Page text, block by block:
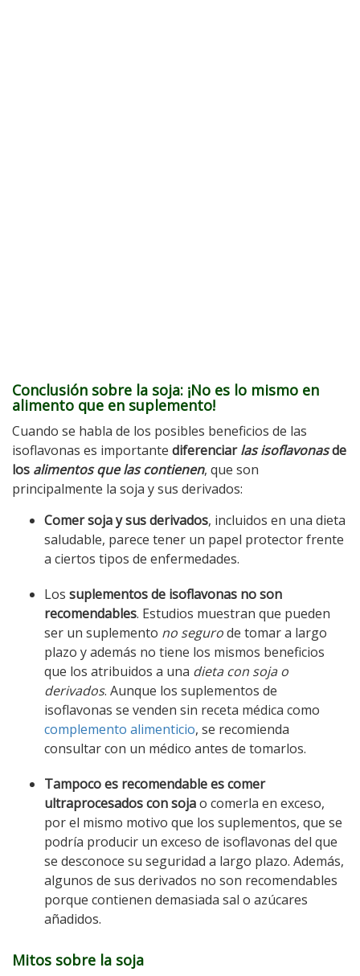
Conclusión sobre la soja: ¡No es lo mismo en
alimento que en suplemento!
Cuando se habla de los posibles beneficios de las
isoflavonas es importante diferenciarlas isoflavonasde
los alimentos que las contienen, que son
principalmente la soja y sus derivados:
Comer soja y sus derivados, incluidos en una dieta
saludable, parece tener un papel protector frente
a ciertos tipos de enfermedades.
Los suplementos de isoflavonas no son
recomendables. Estudios muestran que pueden
ser un suplemento no segurode tomar a largo
plazo y además no tiene los mismos beneficios
que los atribuidos a una dieta con soja o
derivados. Aunque los suplementos de
isoflavonas se venden sin receta médica como
complemento alimenticio, se recomienda
consultar con un médico antes de tomarlos.
Tampoco es recomendable es comer
ultraprocesados con sojao comerla en exceso,
por el mismo motivo que los suplementos, que se
podría producir un exceso de isoflavonas del que
se desconoce su seguridad a largo plazo. Además,
algunos de sus derivados no son recomendables
porque contienen demasiada sal o azúcares
añadidos.
Mitos sobre la soja